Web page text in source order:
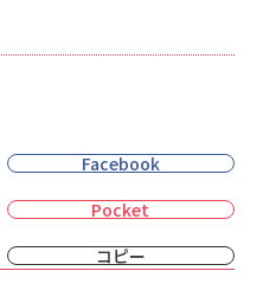
Facebook
Pocket
コピー